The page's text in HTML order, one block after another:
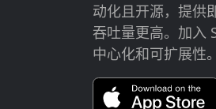
动化且开源，提供
吞吐量更高。加入
中心化和可扩展性